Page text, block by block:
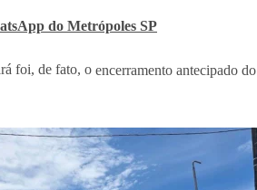
do Metrópoles SP
foi, de fato, o encerramento antecipado